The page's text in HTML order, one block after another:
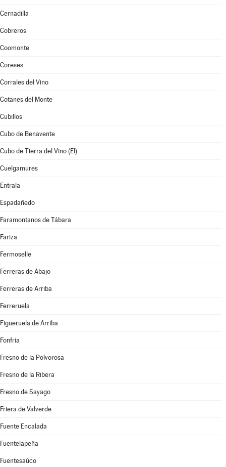
Cernadilla
Cobreros
Coomonte
Coreses
Corrales del Vino
Cotanes del Monte
Cubillos
Cubo de Benavente
Cubo de Tierra del Vino (El)
Cuelgamures
Entrala
Espadañedo
Faramontanos de Tábara
Fariza
Fermoselle
Ferreras de Abajo
Ferreras de Arriba
Ferreruela
Figueruela de Arriba
Fonfría
Fresno de la Polvorosa
Fresno de la Ribera
Fresno de Sayago
Friera de Valverde
Fuente Encalada
Fuentelapeña
Fuentesaúco